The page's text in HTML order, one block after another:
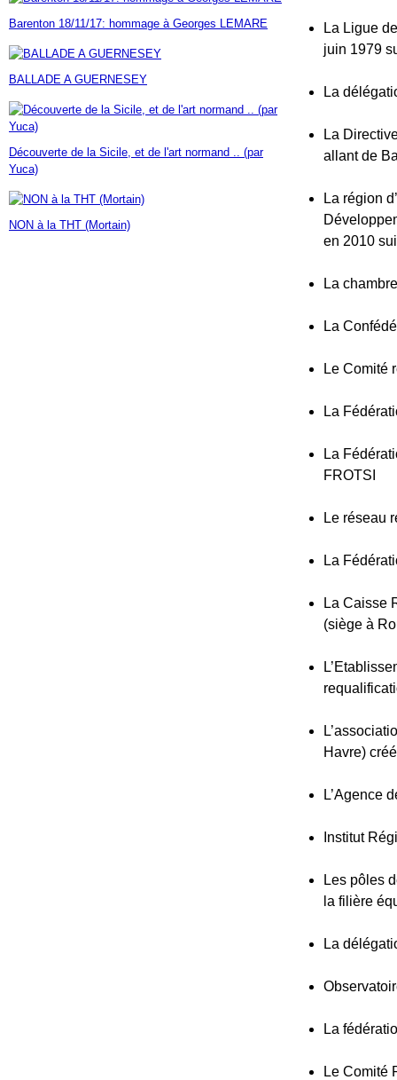
Janvier(7)
Février(9)
Janvier(18)
Mars(60)
Février(24)
Janvier(23)
Avril(14)
Mars (17)
Février(46)
Janvier (35)
Barenton 18/11/17: hommage à Georges LEMARE
BALLADE A GUERNESEY
Découverte de la Sicile, et de l'art normand .. (par
Yuca)
NON à la THT (Mortain)
La Ligue
juin 1979
La
La
allant de
La région
en 2010
La
La
Le Comité
La
La
FROTSI
Le réseau
La
La Caisse
(siège à
Havre)
L’Agence
Institut
Les pôles
la filière
La
La
Le Comité